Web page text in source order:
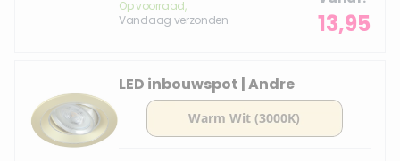
Op voorraad,
Vandaag verzonden
13,95
LED inbouwspot | Andre